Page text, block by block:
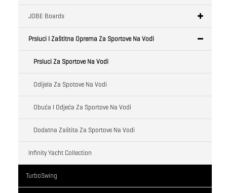
JOBE Boards
Prsluci I Zaštitna Oprema Za Sportove Na Vodi
Prsluci Za Sportove Na Vodi
Odijela Za Spotove Na Vodi
Obuća I Odjeća Za Sportove Na Vodi
Dodatna Zaštita Za Sportove Na Vodi
Infinity Yacht Collection
TurboSwing